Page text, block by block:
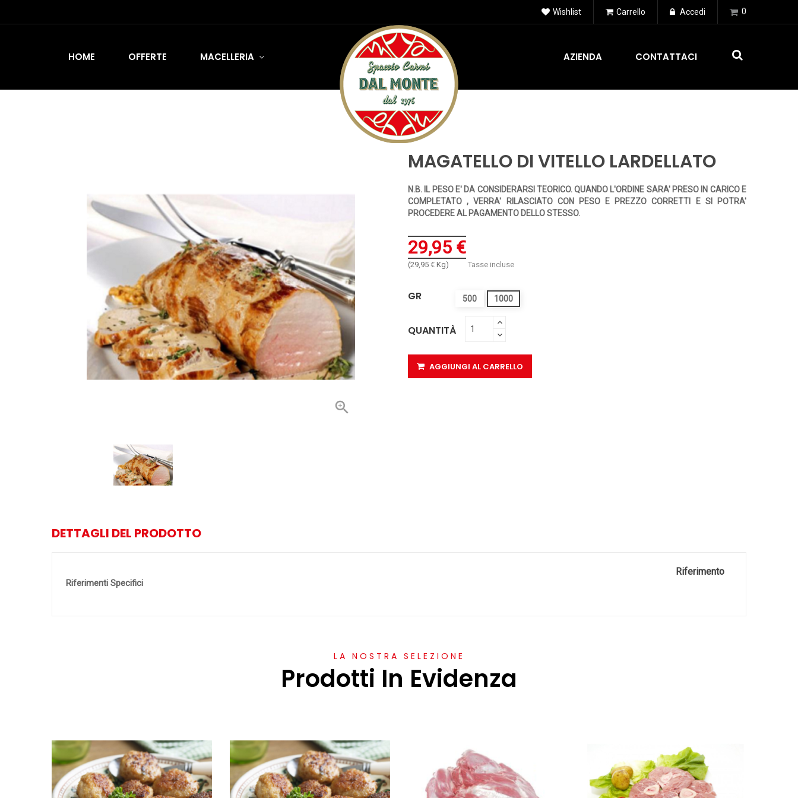
Wishlist Carrello Accedi 0
HOME OFFERTE MACELLERIA CONTATTACI
AZIENDA
MAGATELLO DI VITELLO LARDELLATO

MAGATELLO DI VITELLO LARDELLATO
N.B. IL PESO E' DA CONSIDERARSI TEORICO. QUANDO L'ORDINE SARA' PRESO IN CARICO E
COMPLETATO , VERRA' RILASCIATO CON PESO E PREZZO CORRETTI E SI POTRA'
PROCEDERE AL PAGAMENTO DELLO STESSO.
29,95 €
(29,95 € Kg) Tasse incluse
GR 500 1000
QUANTITÀ
AGGIUNGI AL CARRELLO
DETTAGLI DEL PRODOTTO
Riferimento
Riferimenti Specifici
LA NOSTRA SELEZIONE
Prodotti In Evidenza